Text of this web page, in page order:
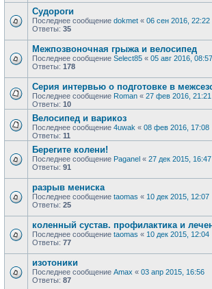
Судороги
Последнее сообщение dokmet « 06 сен 2016, 22:22
Ответы: 35
Межпозвоночная грыжа и велосипед
Последнее сообщение Select85 « 05 авг 2016, 08:57
Ответы: 178
Серия интервью о подготовке в
Последнее сообщение Roman « 27 фев 2016, 21:21
Ответы: 10
Велосипед и варикоз
Последнее сообщение 4uwak « 08 фев 2016, 17:08
Ответы: 11
Берегите колени!
Последнее сообщение Paganel « 27 дек 2015, 16:47
Ответы: 91
разрыв мениска
Последнее сообщение taomas « 10 дек 2015, 12:07
Ответы: 25
коленный сустав. профилактика и
Последнее сообщение taomas « 10 дек 2015, 12:04
Ответы: 77
изотоники
Последнее сообщение Amax « 03 апр 2015, 16:56
Ответы: 87